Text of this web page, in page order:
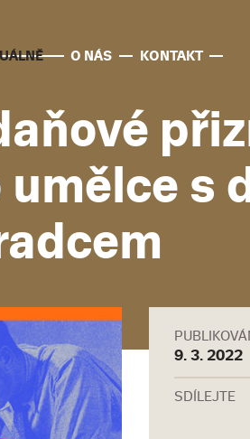
O NÁS KONTAKT
s
9. 3. 2022
SDÍLEJTE